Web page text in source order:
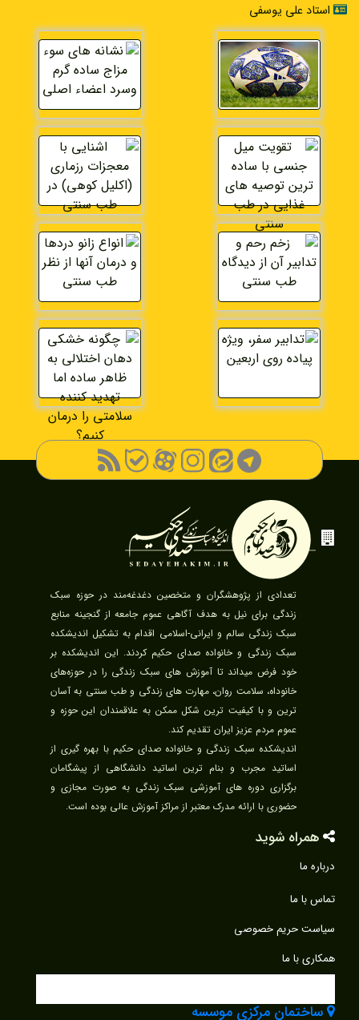
استاد علی یوسفی
تعدادی از پژوهشگران و متخصین دغدغه‌‌مند در حوزه‌ سبک
زندگی برای نیل به هدف آگاهی عموم جامعه از گنجینه منابع
سبک زندگی سالم و ایرانی-اسلامی اقدام به تشکیل اندیشکده
سبک زندگی و خانواده صدای حکیم کردند. این اندیشکده بر
خود فرض میداند تا آموزش های سبک زندگی را در حوزه‌های
خانوداه، سلامت روان، مهارت های زندگی و طب سنتی به آسان
ترین و با کیفیت ترین شکل ممکن به علاقمندان این حوزه و
عموم مردم عزیز ایران تقدیم کند.
اندیشکده سبک زندگی و خانواده صدای حکیم با بهره گیری از
اساتید مجرب و بنام ترین اساتید دانشگاهی از پیشگامان
برگزاری دوره های آموزشی سبک زندگی به صورت مجازی و
حضوری با ارائه مدرک معتبر از مراکز آموزش عالی بوده است.
همراه شوید
درباره ما
تماس با ما
سیاست حریم خصوصی
همکاری با ما
ساختمان مرکزی موسسه